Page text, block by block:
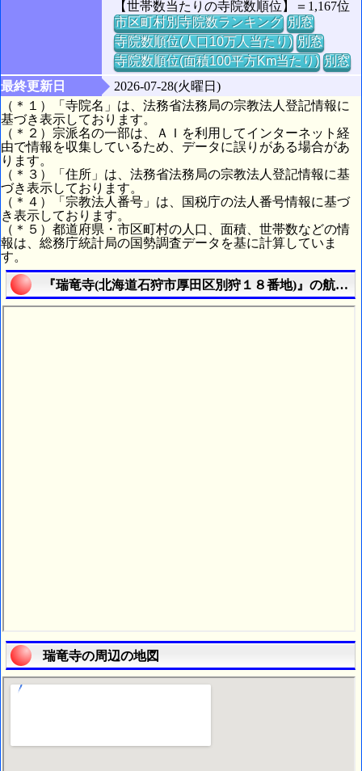
【世帯数当たりの寺院数順位】＝1,167位
市区町村別寺院数ランキング 別窓
寺院数順位(人口10万人当たり) 別窓
寺院数順位(面積100平方Km当たり) 別窓
最終更新日
2026-07-28(火曜日)
（＊１）「寺院名」は、法務省法務局の宗教法人登記情報に
基づき表示しております。
（＊２）宗派名の一部は、ＡＩを利用してインターネット経
由で情報を収集しているため、データに誤りがある場合があ
ります。
（＊３）「住所」は、法務省法務局の宗教法人登記情報に基
づき表示しております。
（＊４）「宗教法人番号」は、国税庁の法人番号情報に基づ
き表示しております。
（＊５）都道府県・市区町村の人口、面積、世帯数などの情
報は、総務庁統計局の国勢調査データを基に計算していま
す。
『瑞竜寺(北海道石狩市厚田区別狩１８番地)』の航空
瑞竜寺の周辺の地図